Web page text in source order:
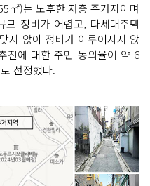
㎡)는 노후한 저층 주거지이며
모 정비가 어렵고, 다세대주택
지 않아 정비가 이루어지지 않
진에 대한 주민 동의율이 약 6
선정했다.